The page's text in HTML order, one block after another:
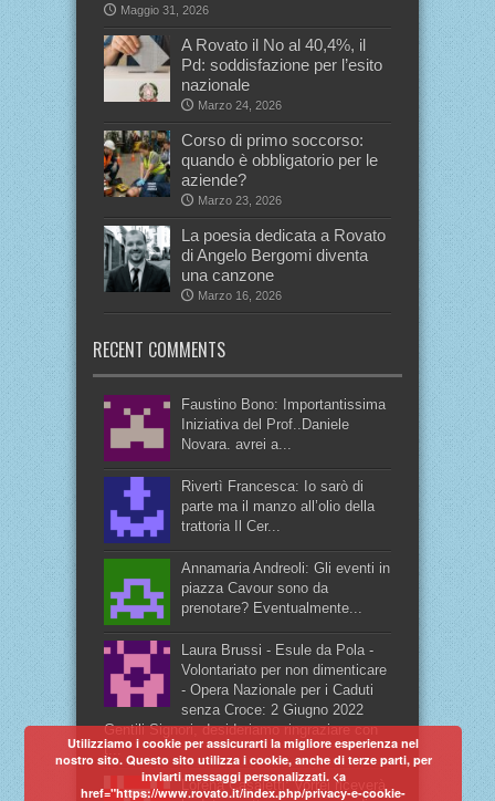
Maggio 31, 2026
A Rovato il No al 40,4%, il
Pd: soddisfazione per l’esito
nazionale
Marzo 24, 2026
Corso di primo soccorso:
quando è obbligatorio per le
aziende?
Marzo 23, 2026
La poesia dedicata a Rovato
di Angelo Bergomi diventa
una canzone
Marzo 16, 2026
RECENT COMMENTS
Faustino Bono: Importantissima
Iniziativa del Prof..Daniele
Novara. avrei a...
Rivertì Francesca: Io sarò di
parte ma il manzo all’olio della
trattoria Il Cer...
Annamaria Andreoli: Gli eventi in
piazza Cavour sono da
prenotare? Eventualmente...
Laura Brussi - Esule da Pola -
Volontariato per non dimenticare
- Opera Nazionale per i Caduti
senza Croce: 2 Giugno 2022
Gentili Signori, desideriamo ringraziare con
t...
Lorena Casaletti: Vorrei riceverà
Utilizziamo i cookie per assicurarti la migliore esperienza nel
nostro sito. Questo sito utilizza i cookie, anche di terze parti, per
inviarti messaggi personalizzati. <a
href="https://www.rovato.it/index.php/privacy-e-cookie-